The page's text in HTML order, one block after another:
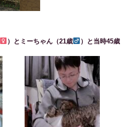
）とミーちゃん（21歳 ）と当時45歳